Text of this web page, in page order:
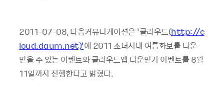
2011-07-08, 다음커뮤니케이션은 ‘클라우드(http://c
loud.daum.net)’에 2011 소녀시대 여름화보를 다운
받을 수 있는 이벤트와 클라우드앱 다운받기 이벤트를 8월
11일까지 진행한다고 밝혔다.